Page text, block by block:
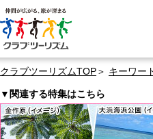
クラブツーリズムTOP キーワー
▼関連する特集はこちら